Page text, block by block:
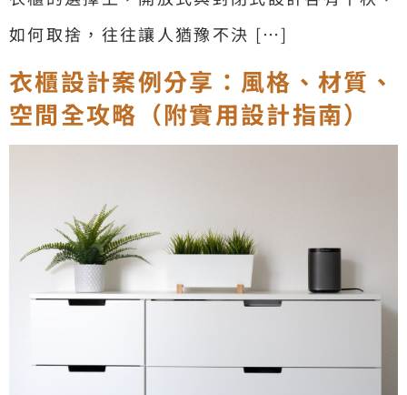
如何取捨，往往讓人猶豫不決 […]
衣櫃設計案例分享：風格、材質、
空間全攻略（附實用設計指南）